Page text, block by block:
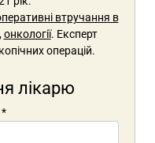
втручання в
онкології. Експерт
операцій.
лікарю
*